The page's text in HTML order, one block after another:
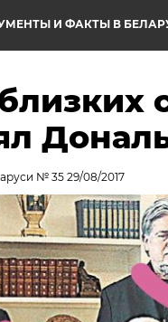
И ФАКТЫ В
№ 35 29/08/2017